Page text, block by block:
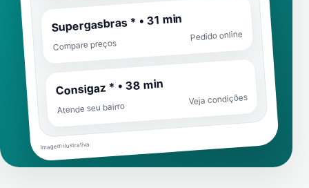
Supergasbras * • 31 min
Compare preços
Pedido online
Consigaz * • 38 min
Atende seu bairro
Veja condições
Imagem ilustrativa